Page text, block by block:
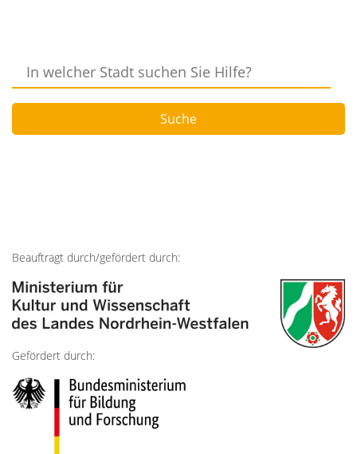
welcher
Stadt
Suche
Beauftragt durch/gefördert durch:
Gefördert durch: